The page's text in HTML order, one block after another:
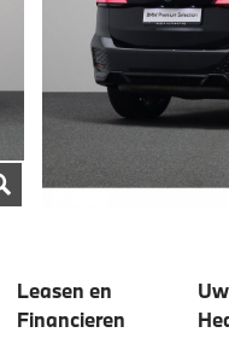
Leasen en
Financieren